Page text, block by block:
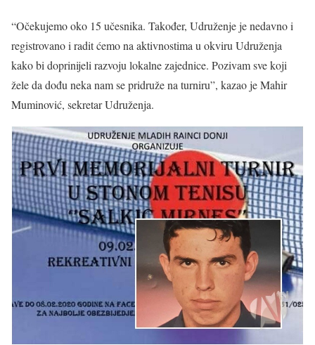
“Očekujemo oko 15 učesnika. Također, Udruženje je nedavno i
registrovano i radit ćemo na aktivnostima u okviru Udruženja
kako bi doprinijeli razvoju lokalne zajednice. Pozivam sve koji
žele da dođu neka nam se pridruže na turniru”, kazao je Mahir
Muminović, sekretar Udruženja.